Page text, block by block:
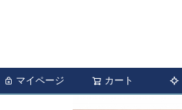
マイページ カート